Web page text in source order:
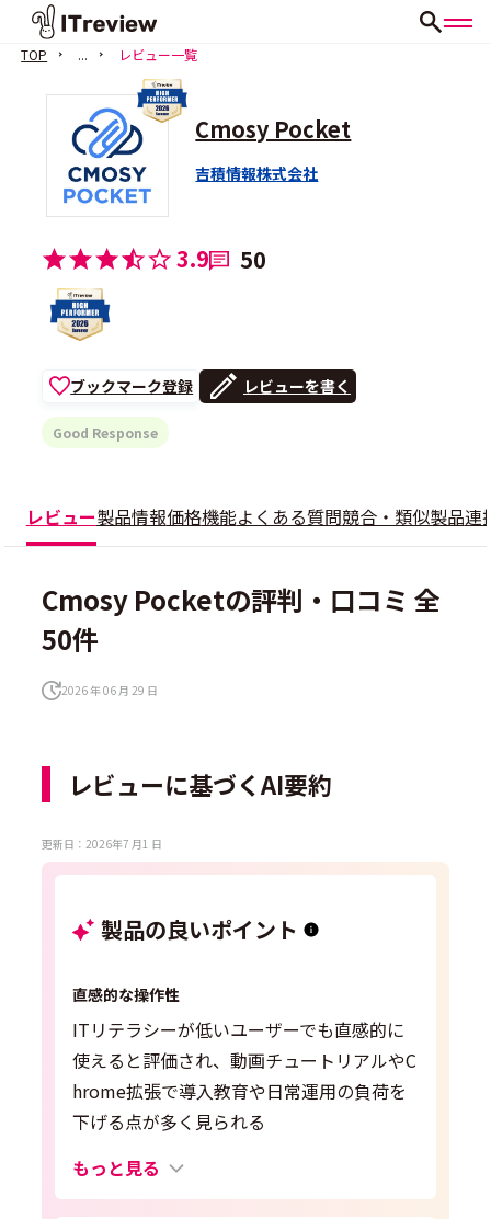
TOP ... レビュー一覧
Cmosy Pocket
吉積情報株式会社
3.9 50
ブックマーク登録 レビューを書く
Good Response
レビュー製品情報価格機能よくある質問競合・類似製品連
Cmosy Pocketの評判・口コミ 全
50件
2026 年 06 月 29 日
レビューに基づくAI要約
更新日：2026年7 月1 日
製品の良いポイント
直感的な操作性
ITリテラシーが低いユーザーでも直感的に
使えると評価され、動画チュートリアルやC
hrome拡張で導入教育や日常運用の負荷を
下げる点が多く見られる
もっと見る